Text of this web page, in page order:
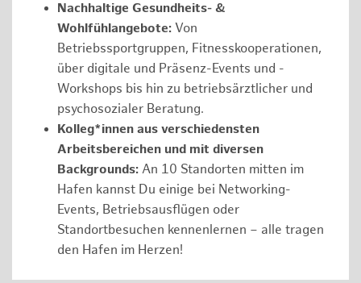
Nachhaltige Gesundheits- &
Wohlfühlangebote: Von
Betriebssportgruppen, Fitnesskooperationen,
über digitale und Präsenz-Events und -
Workshops bis hin zu betriebsärztlicher und
psychosozialer Beratung.
Kolleg*innen aus verschiedensten
Arbeitsbereichen und mit diversen
Backgrounds: An 10 Standorten mitten im
Hafen kannst Du einige bei Networking-
Events, Betriebsausflügen oder
Standortbesuchen kennenlernen – alle tragen
den Hafen im Herzen!